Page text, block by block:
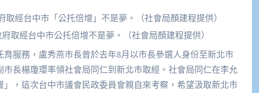
取經台中市公托倍增不是夢。（社會局顏建程提供）
服務，盧秀燕市長曾於去年8月以市長參選人身份至新北市
長楊瓊瓔率領社會局同仁到新北市取經。社會局同仁在李允
，這次台中市議會民政委員會親自來考察，希望汲取新北市